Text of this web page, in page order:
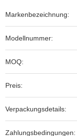
Markenbezeichnung:
Modellnummer:
MOQ:
Preis:
Verpackungsdetails:
Zahlungsbedingungen: